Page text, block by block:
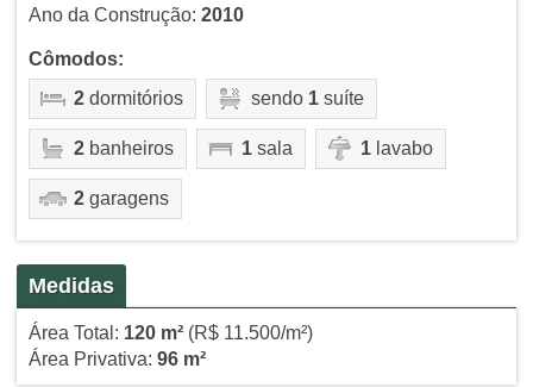
Ano da Construção: 2010
Cômodos:
2dormitórios sendo 1suíte
2banheiros 1sala 1lavabo
2garagens
Medidas
Área Total: 120 m²(R$ 11.500/m²)
Área Privativa: 96 m²